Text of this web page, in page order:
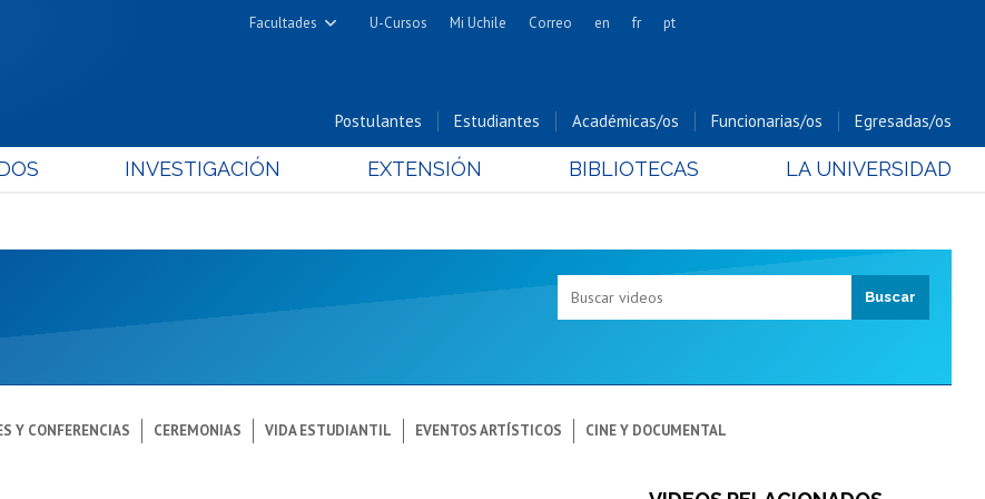
Facultades
Cs. Físicas y Matemáticas
Cs. Forestales y Conservación
Cs. Químicas y Farmacéuticas
Cs. Sociales
Gobierno
Nutrición y Tecnología de
Alimentos
Bachillerato
Hospital Clínico
U-Cursos Mi Uchile Correo en fr pt
Postulantes Estudiantes Académicas/os Funcionarias/os Egresadas/os
INVESTIGACIÓN EXTENSIÓN BIBLIOTECAS LA UNIVERSIDAD
Y CONFERENCIAS CEREMONIAS VIDA ESTUDIANTIL EVENTOS ARTÍSTICOS CINE Y DOCUMENTAL